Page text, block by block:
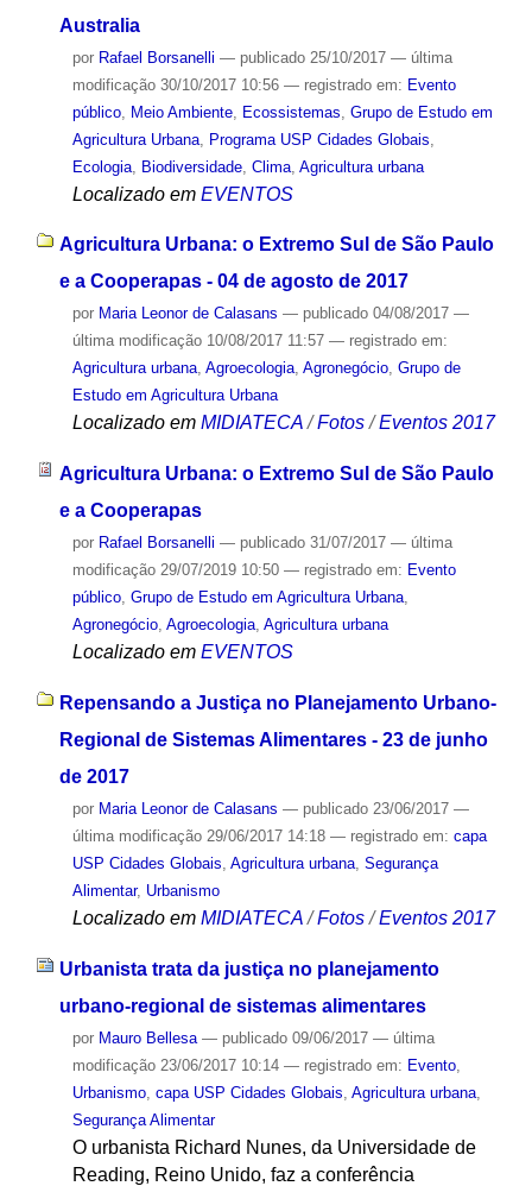
Australia
por Rafael Borsanelli — publicado25/10/2017 — última
modificação30/10/2017 10:56 — registrado em: Evento
público, Meio Ambiente, Ecossistemas Grupo de Estudo em
Agricultura Urbana, Programa USP Cidades Globais
Ecologia, Biodiversidade, Clima, Agricultura urbana
Localizado em EVENTOS
Agricultura Urbana: o Extremo Sul de São Paulo
e a Cooperapas - 04 de agosto de 2017
por Maria Leonor de Calasans — publicado04/08/2017 —
última modificação10/08/2017 11:57 — registrado em:
Agricultura urbana, Agroecologia, Agronegócio, Grupo de
Estudo em Agricultura Urbana
Localizado em MIDIATECA /Fotos /Eventos 2017
Agricultura Urbana: o Extremo Sul de São Paulo
e a Cooperapas
por Rafael Borsanelli — publicado31/07/2017 — última
modificação29/07/2019 10:50 — registrado em: Evento
público, Grupo de Estudo em Agricultura Urbana,
Agronegócio, Agroecologia, Agricultura urbana
Localizado em EVENTOS
Repensando a Justiça no Planejamento Urbano-
Regional de Sistemas Alimentares - 23 de junho
de 2017
por Maria Leonor de Calasans — publicado23/06/2017 —
última modificação29/06/2017 14:18 — registrado em: capa
USP Cidades Globais Agricultura urbana, Segurança
Alimentar, Urbanismo
Localizado em MIDIATECA /Fotos /Eventos 2017
Urbanista trata da justiça no planejamento
urbano-regional de sistemas alimentares
por Mauro Bellesa — publicado09/06/2017 — última
modificação23/06/2017 10:14 — registrado em: Evento,
Urbanismo, capa USP Cidades Globais Agricultura urbana,
Segurança Alimentar
O urbanista Richard Nunes, da Universidade de
Reading, Reino Unido, faz a conferência